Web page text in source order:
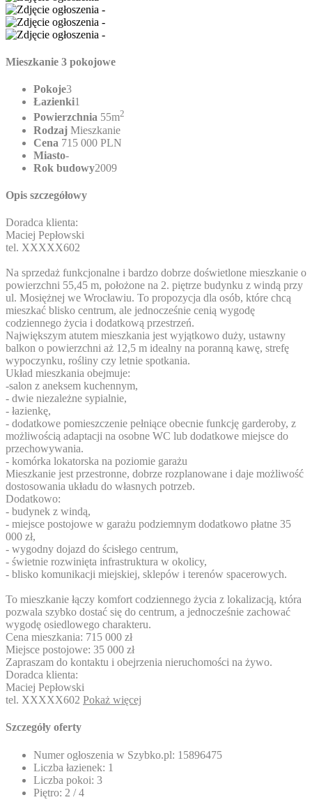
Mieszkanie 3 pokojowe
Pokoje3
Łazienki1
Powierzchnia 55m2
Rodzaj Mieszkanie
Cena 715 000 PLN
Miasto-
Rok budowy2009
Opis szczegółowy
Doradca klienta:
Maciej Pepłowski
tel. XXXXX602
Na sprzedaż funkcjonalne i bardzo dobrze doświetlone mieszkanie o
powierzchni 55,45 m, położone na 2. piętrze budynku z windą przy
ul. Mosiężnej we Wrocławiu. To propozycja dla osób, które chcą
mieszkać blisko centrum, ale jednocześnie cenią wygodę
codziennego życia i dodatkową przestrzeń.
Największym atutem mieszkania jest wyjątkowo duży, ustawny
balkon o powierzchni aż 12,5 m idealny na poranną kawę, strefę
wypoczynku, rośliny czy letnie spotkania.
Układ mieszkania obejmuje:
-salon z aneksem kuchennym,
- dwie niezależne sypialnie,
- łazienkę,
- dodatkowe pomieszczenie pełniące obecnie funkcję garderoby, z
możliwością adaptacji na osobne WC lub dodatkowe miejsce do
przechowywania.
- komórka lokatorska na poziomie garażu
Mieszkanie jest przestronne, dobrze rozplanowane i daje możliwość
dostosowania układu do własnych potrzeb.
Dodatkowo:
- budynek z windą,
- miejsce postojowe w garażu podziemnym dodatkowo płatne 35
000 zł,
- wygodny dojazd do ścisłego centrum,
- świetnie rozwinięta infrastruktura w okolicy,
- blisko komunikacji miejskiej, sklepów i terenów spacerowych.
To mieszkanie łączy komfort codziennego życia z lokalizacją, która
pozwala szybko dostać się do centrum, a jednocześnie zachować
wygodę osiedlowego charakteru.
Cena mieszkania: 715 000 zł
Miejsce postojowe: 35 000 zł
Zapraszam do kontaktu i obejrzenia nieruchomości na żywo.
Doradca klienta:
Maciej Pepłowski
tel. XXXXX602 Pokaż więcej
Szczegóły oferty
Numer ogłoszenia w Szybko.pl: 15896475
Liczba łazienek: 1
Liczba pokoi: 3
Piętro: 2 / 4